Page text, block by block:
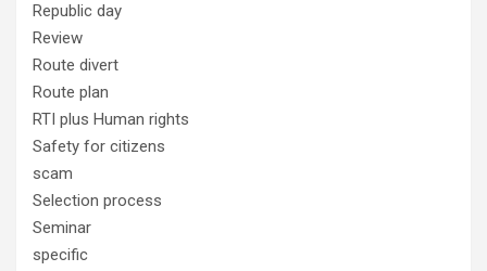
Republic day
Review
Route divert
Route plan
RTI plus Human rights
Safety for citizens
scam
Selection process
Seminar
specific